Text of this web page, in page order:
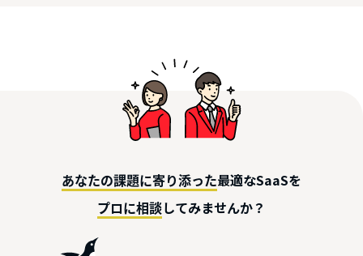
あなたの課題に寄り添った最適なSaaSを
プロに相談してみませんか？